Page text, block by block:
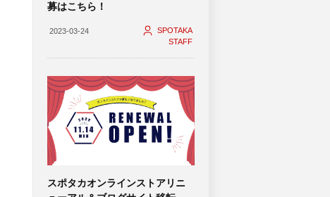
募はこちら！
2023-03-24
SPOTAKA
STAFF
スポタカオンラインストアリニ